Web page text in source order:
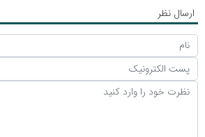
ارسال نظر